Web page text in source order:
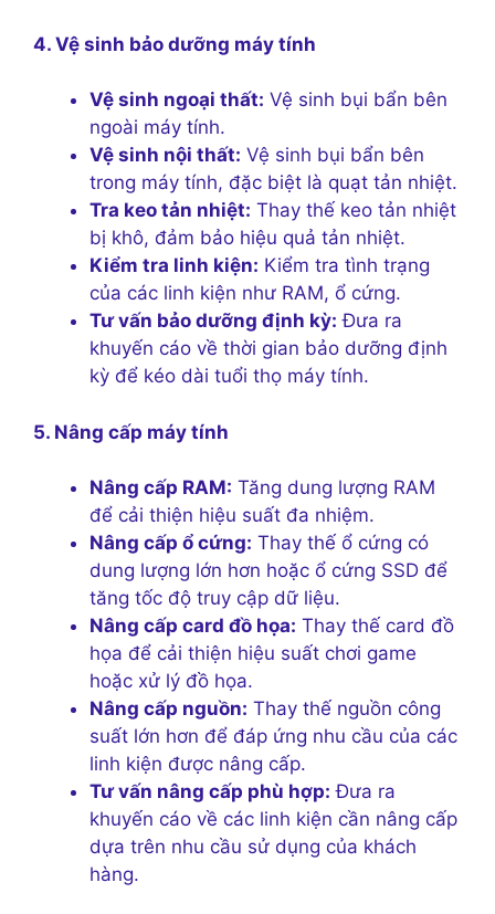
4. Vệ sinh bảo dưỡng máy tính
Vệ sinh ngoại thất: Vệ sinh bụi bẩn bên
ngoài máy tính.
Vệ sinh nội thất: Vệ sinh bụi bẩn bên
trong máy tính, đặc biệt là quạt tản nhiệt.
Tra keo tản nhiệt: Thay thế keo tản nhiệt
bị khô, đảm bảo hiệu quả tản nhiệt.
Kiểm tra linh kiện: Kiểm tra tình trạng
của các linh kiện như RAM, ổ cứng.
Tư vấn bảo dưỡng định kỳ: Đưa ra
khuyến cáo về thời gian bảo dưỡng định
kỳ để kéo dài tuổi thọ máy tính.
5. Nâng cấp máy tính
Nâng cấp RAM: Tăng dung lượng RAM
để cải thiện hiệu suất đa nhiệm.
Nâng cấp ổ cứng: Thay thế ổ cứng có
dung lượng lớn hơn hoặc ổ cứng SSD để
tăng tốc độ truy cập dữ liệu.
Nâng cấp card đồ họa: Thay thế card đồ
họa để cải thiện hiệu suất chơi game
hoặc xử lý đồ họa.
Nâng cấp nguồn: Thay thế nguồn công
suất lớn hơn để đáp ứng nhu cầu của các
linh kiện được nâng cấp.
Tư vấn nâng cấp phù hợp: Đưa ra
khuyến cáo về các linh kiện cần nâng cấp
dựa trên nhu cầu sử dụng của khách
hàng.